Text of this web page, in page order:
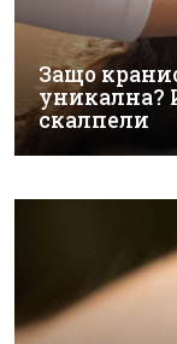
Защо
уникална?
скалпели